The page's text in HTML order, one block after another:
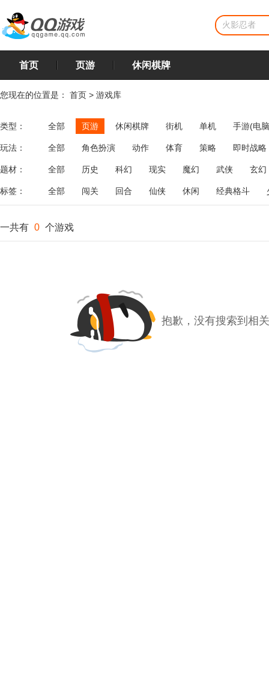
首页 页游 休闲棋牌
您现在的位置是： 首页 > 游戏库
类型： 全部 页游 休闲棋牌 街机 单机 手游(电
玩法： 全部 角色扮演 动作 体育 策略
即时战略
飞行
恋爱 第三人称射击 棋类 牌类 麻将
题材： 全部 历史 科幻 现实 魔幻 武侠 玄幻
标签： 全部 闯关 回合 仙侠 休闲 经典格斗
一共有 0 个游戏
抱歉，没有搜索到相